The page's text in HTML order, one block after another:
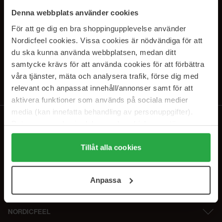
Denna webbplats använder cookies
För att ge dig en bra shoppingupplevelse använder
Nordicfeel cookies. Vissa cookies är nödvändiga för att
du ska kunna använda webbplatsen, medan ditt
samtycke krävs för att använda cookies för att förbättra
våra tjänster, mäta och analysera trafik, förse dig med
relevant och anpassat innehåll/annonser samt för att
aktivera funktioner som används på sociala medier
media (kan innefatta behandling av personuppgifter).
Genom att trycka på "Tillåt alla cookies" accepterar du
alla cookies, medan du under "Detaljer" kan anpassa
användningen av cookies. Du kan när som helst återkalla
samt vår Integritetspolicy.
Tillåt alla cookies
Anpassa
SUBSCRIBE TO OUR
NEWSLETTER
E-postadresse
Ved å abonnere godtar du vårpersonvernerklæring. Du kan melde deg
NORDICFEEL